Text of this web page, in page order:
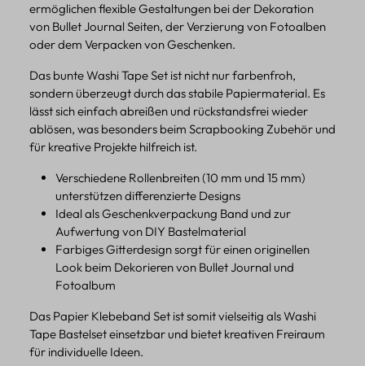
ermöglichen flexible Gestaltungen bei der Dekoration
von Bullet Journal Seiten, der Verzierung von Fotoalben
oder dem Verpacken von Geschenken.
Das bunte Washi Tape Set ist nicht nur farbenfroh,
sondern überzeugt durch das stabile Papiermaterial. Es
lässt sich einfach abreißen und rückstandsfrei wieder
ablösen, was besonders beim Scrapbooking Zubehör und
für kreative Projekte hilfreich ist.
Verschiedene Rollenbreiten (10 mm und 15 mm)
unterstützen differenzierte Designs
Ideal als Geschenkverpackung Band und zur
Aufwertung von DIY Bastelmaterial
Farbiges Gitterdesign sorgt für einen originellen
Look beim Dekorieren von Bullet Journal und
Fotoalbum
Das Papier Klebeband Set ist somit vielseitig als Washi
Tape Bastelset einsetzbar und bietet kreativen Freiraum
für individuelle Ideen.